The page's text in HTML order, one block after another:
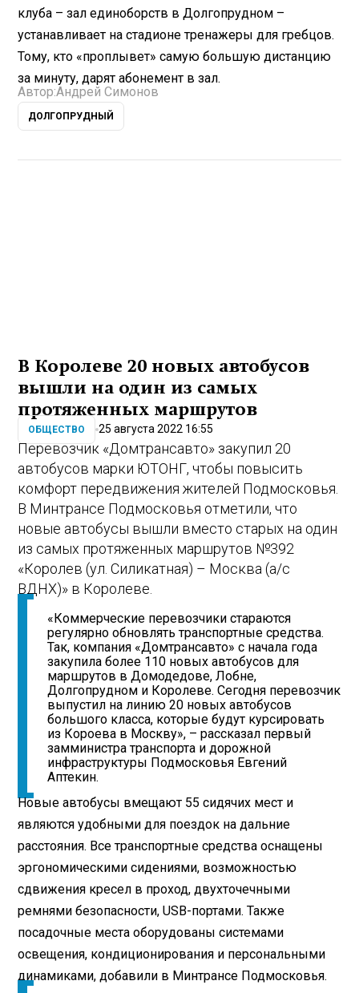
клуба – зал единоборств в Долгопрудном –
устанавливает на стадионе тренажеры для гребцов.
Тому, кто «проплывет» самую большую дистанцию
за минуту, дарят абонемент в зал.
Автор:Андрей Симонов
ДОЛГОПРУДНЫЙ
В Королеве 20 новых автобусов
вышли на один из самых
протяженных маршрутов
ОБЩЕСТВО 25 августа 2022 16:55
Перевозчик «Домтрансавто» закупил 20
автобусов марки ЮТОНГ, чтобы повысить
комфорт передвижения жителей Подмосковья.
В Минтрансе Подмосковья отметили, что
новые автобусы вышли вместо старых на один
из самых протяженных маршрутов №392
«Королев (ул. Силикатная) – Москва (а/с
ВДНХ)» в Королеве.
«Коммерческие перевозчики стараются
регулярно обновлять транспортные средства.
Так, компания «Домтрансавто» с начала года
закупила более 110 новых автобусов для
маршрутов в Домодедове, Лобне,
Долгопрудном и Королеве. Сегодня перевозчик
выпустил на линию 20 новых автобусов
большого класса, которые будут курсировать
из Короева в Москву», – рассказал первый
замминистра транспорта и дорожной
инфраструктуры Подмосковья Евгений
Аптекин.
Новые автобусы вмещают 55 сидячих мест и
являются удобными для поездок на дальние
расстояния. Все транспортные средства оснащены
эргономическими сидениями, возможностью
сдвижения кресел в проход, двухточечными
ремнями безопасности, USB-портами. Также
посадочные места оборудованы системами
освещения, кондиционирования и персональными
динамиками, добавили в Минтрансе Подмосковья.